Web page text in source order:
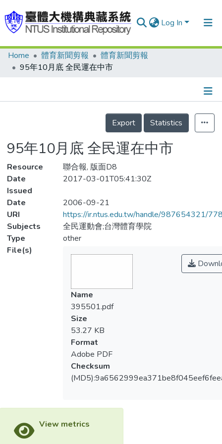
Log In
Communities & Collections
Statistics
Home 體育新聞剪報
體育新聞剪報
95年10月底 全民運在中市
Details
Export
Statistics
95年10月底 全民運在中市
Resource
聯合報, 版面D8
Date
Issued
2017-03-01T05:41:30Z
Date
2006-09-21
URI
https://ir.ntus.edu.tw/handle/987654321/
Subjects
全民運動會;台灣體育學院
Type
other
File(s)
Name
395501.pdf
Size
53.27 KB
Format
Adobe PDF
Checksum
View metrics